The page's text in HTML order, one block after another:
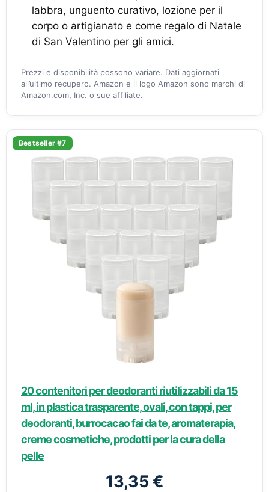
labbra, unguento curativo, lozione per il
corpo o artigianato e come regalo di Natale
di San Valentino per gli amici.
Prezzi e disponibilità possono variare. Dati aggiornati
all’ultimo recupero. Amazon e il logo Amazon sono marchi di
Amazon.com, Inc. o sue affiliate.
Bestseller #7
20 contenitori per deodoranti riutilizzabili da 15
ml, in plastica trasparente, ovali, con tappi, per
deodoranti, burrocacao fai da te, aromaterapia,
creme cosmetiche, prodotti per la cura della
pelle
13,35 €